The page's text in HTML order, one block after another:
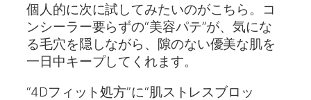
個人的に次に試してみたいのがこちら。コ
ンシーラー要らずの“美容パテ”が、気にな
る毛穴を隠しながら、隙のない優美な肌を
一日中キープしてくれます。
“4Dフィット処方”に“肌ストレスブロッ